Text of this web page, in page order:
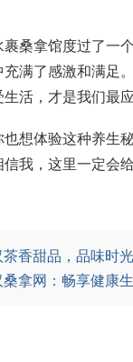
桑拿馆度过了一
满了感激和满足
活，才是我们最
也想体验这种养生
我，这里一定会
茶香甜品，品味时
桑拿网：畅享健康